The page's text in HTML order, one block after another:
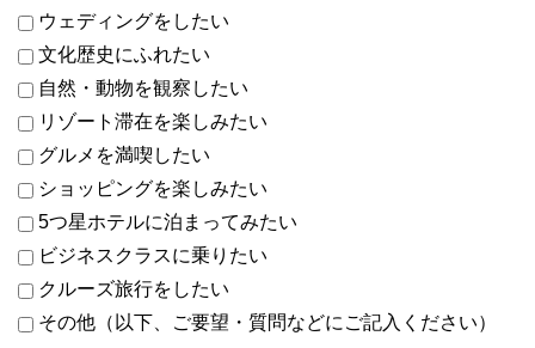
ウェディングをしたい
文化歴史にふれたい
自然・動物を観察したい
リゾート滞在を楽しみたい
グルメを満喫したい
ショッピングを楽しみたい
5つ星ホテルに泊まってみたい
ビジネスクラスに乗りたい
クルーズ旅行をしたい
その他（以下、ご要望・質問などにご記入ください）